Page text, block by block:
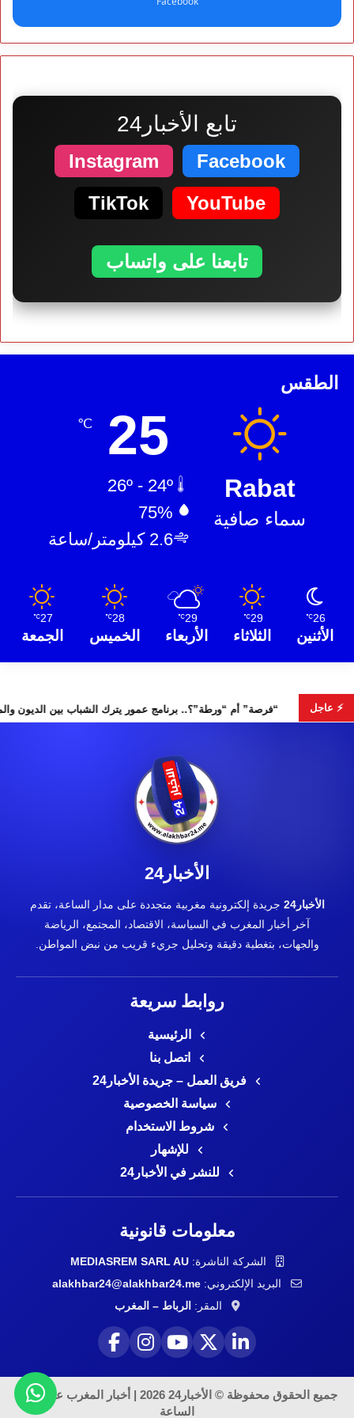
تابع الأخبار24
Facebook
Instagram
YouTube
TikTok
تابعنا على واتساب
الطقس
Rabat
سماء صافية
25
℃
75%
2.6 كيلومتر/ساعة
26
℃
الأثنين
29
℃
الثلاثاء
29
℃
الأربعاء
28
℃
الخميس
27
℃
الجمعة
⚡ عاجل “فرصة” أم “ورطة”؟.. برنامج عمور يترك
الأخبار24
الأخبار24
جريدة إلكترونية مغربية متجددة على مدار الساعة، تقدم
آخر أخبار المغرب في السياسة، الاقتصاد، المجتمع، الرياضة
والجهات، بتغطية دقيقة وتحليل جريء قريب من نبض المواطن.
روابط سريعة
الرئيسية
اتصل بنا
فريق العمل – جريدة الأخبار24
سياسة الخصوصية
شروط الاستخدام
للإشهار
للنشر في الأخبار24
معلومات قانونية
الشركة الناشرة:MEDIASREM SARL AU
البريد الإلكتروني: alakhbar24@alakhbar24.me
المقر:الرباط – المغرب
جميع الحقوق محفوظة © الأخبار24 2026 | أخبار المغرب على مدار
الساعة